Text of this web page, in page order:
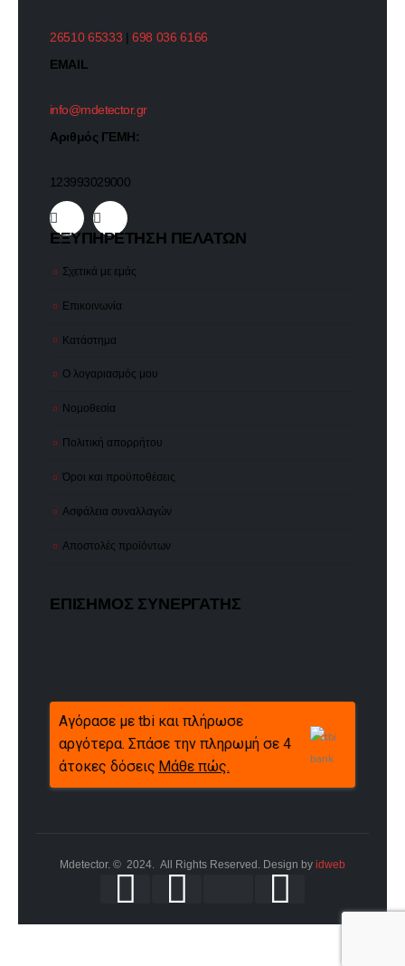
26510 65333 |698 036 6166
EMAIL
info@mdetector.gr
Αριθμός ΓΕΜΗ:
123993029000
ΕΞΥΠΗΡΕΤΗΣΗ ΠΕΛΑΤΩΝ
Σχετικά με εμάς
Επικοινωνία
Κατάστημα
Ο λογαριασμός μου
Νομοθεσία
Πολιτική απορρήτου
Όροι και προϋποθέσεις
Ασφάλεια συναλλαγών
Αποστολές προϊόντων
ΕΠΙΣΗΜΟΣ ΣΥΝΕΡΓΑΤΗΣ
Αγόρασε με tbi και πλήρωσε
αργότερα. Σπάσε την πληρωμή σε 4
άτοκες δόσεις Μάθε πώς.
Mdetector. © 2024. All Rights Reserved. Design by idweb